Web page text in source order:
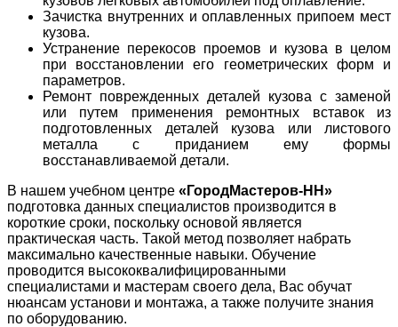
Зачистка внутренних и оплавленных припоем мест
кузова.
Устранение перекосов проемов и кузова в целом
при восстановлении его геометрических форм и
параметров.
Ремонт поврежденных деталей кузова с заменой
или путем применения ремонтных вставок из
подготовленных деталей кузова или листового
металла с приданием ему формы
восстанавливаемой детали.
В нашем учебном центре «ГородМастеров-НН»
подготовка данных специалистов производится в
короткие сроки, поскольку основой является
практическая часть. Такой метод позволяет набрать
максимально качественные навыки. Обучение
проводится высококвалифицированными
специалистами и мастерам своего дела, Вас обучат
нюансам установи и монтажа, а также получите знания
по оборудованию.